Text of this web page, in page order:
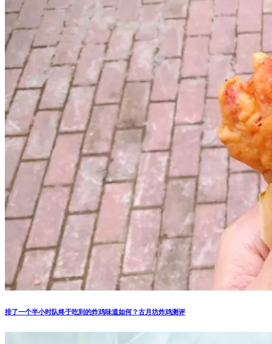
排了一个半小时队终于吃到的炸鸡味道如何？古月坊炸鸡测评